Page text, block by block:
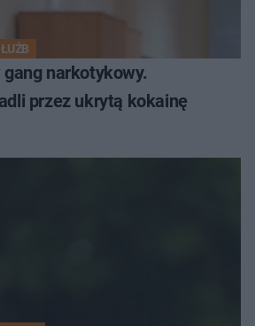
narkotykowy.
przez ukrytą kokainę